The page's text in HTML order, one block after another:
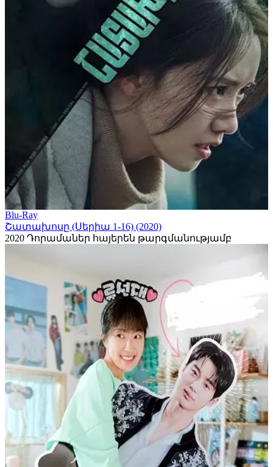
Blu-Ray
Շատախոսը (Սերիա 1-16) (2020)
2020 Դորամաներ հայերեն թարգմանությամբ